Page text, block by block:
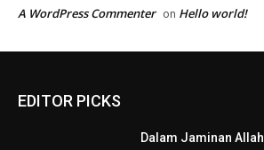
A WordPress Commenter on Hello world!
EDITOR PICKS
Dalam Jaminan Allah